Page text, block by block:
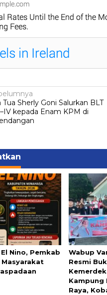
Sherly Goni Salurkan BLT
kepada Enam KPM di
Nino, Pemkab
Masyarakat
Wabup
Resmi
Kampung
Raya,